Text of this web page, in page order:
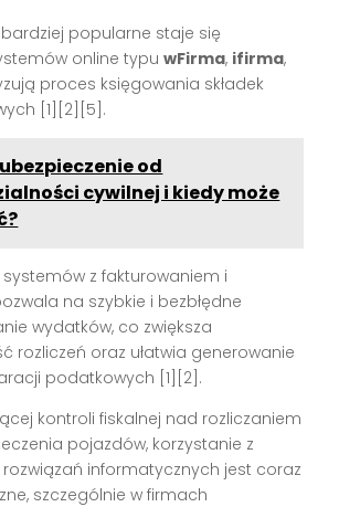
popularne staje się
online typuwFirma, ifirma,
proces księgowania składek
[1][2][5].
od
cywilnej i kiedy może
z fakturowaniem i
na szybkie i bezbłędne
wydatków, co zwiększa
rozliczeń oraz ułatwia generowanie
podatkowych [1][2].
kontroli fiskalnej nad rozliczaniem
pojazdów, korzystanie z
informatycznych jest coraz
szczególnie w firmach